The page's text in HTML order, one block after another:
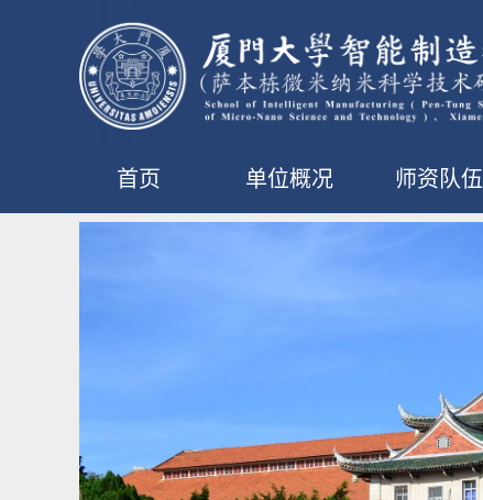
首页 单位概况 师资队伍